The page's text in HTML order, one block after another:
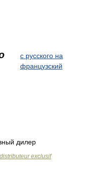
с русского на
французский
дилер
distributeur exclusif